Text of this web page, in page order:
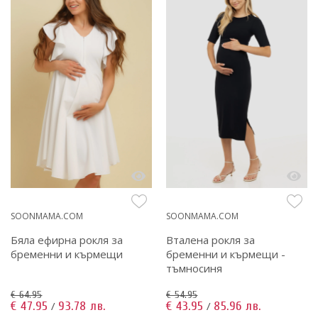
SOONMAMA.COM
Бяла ефирна рокля за
бременни и кърмещи
€ 64.95
€ 47.95 / 93.78 лв.
SOONMAMA.COM
Вталена рокля за
бременни и кърмещи -
тъмносиня
€ 54.95
€ 43.95 / 85.96 лв.